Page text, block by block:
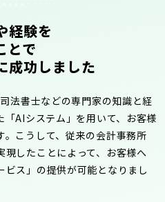
経験を
とで
成功しました
法書士などの専門家の知識と経
AIシステム」を用いて、お客様
こうして、従来の会計事務所
したことによって、お客様へ
ビス」の提供が可能となりまし